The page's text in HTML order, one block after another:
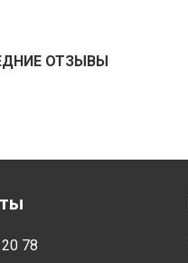
ОТЗЫВЫ
78